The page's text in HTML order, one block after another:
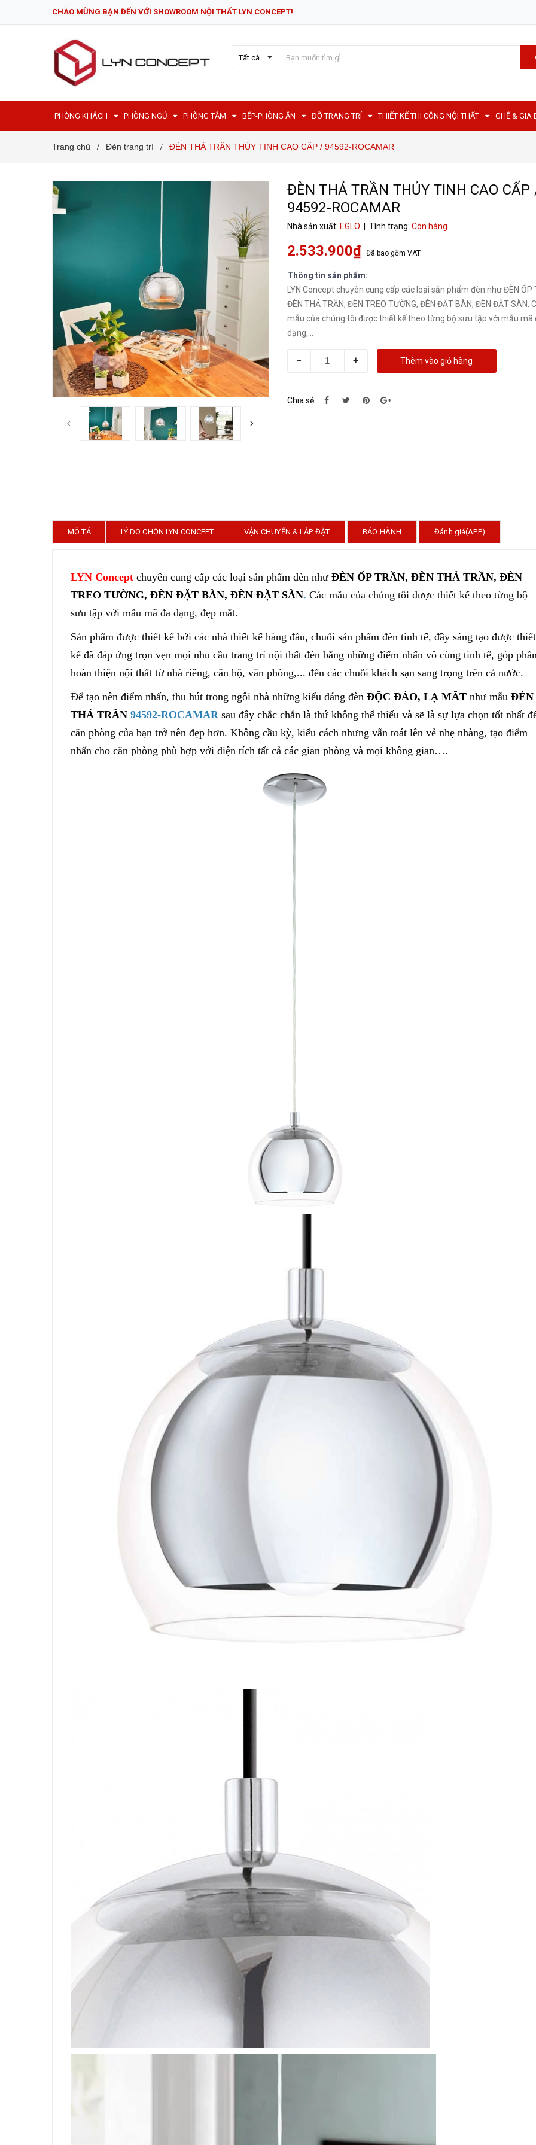
CHÀO MỪNG BẠN ĐẾN VỚI SHOWROOM NỘI THẤT LYN CONCEPT!
Tất cả
PHÒNG KHÁCH PHÒNG NGỦ PHÒNG TẮM BẾP-PHÒNG ĂN ĐỒ TRANG TRÍ THIẾT KẾ THI CÔNG NỘI THẤT GHẾ & GIA
Trang chủ / Đèn trang trí / ĐÈN THẢ TRẦN THỦY TINH CAO CẤP / 94592-ROCAMAR
ĐÈN THẢ TRẦN THỦY TINH CAO CẤP
94592-ROCAMAR
Nhà sản xuất: EGLO | Tình trạng: Còn hàng
2.533.900₫ Đã bao gồm VAT
Thông tin sản phẩm:
LYN Concept chuyên cung cấp các loại sản phẩm đèn như ĐÈN ỐP
ĐÈN THẢ TRẦN, ĐÈN TREO TƯỜNG, ĐÈN ĐẶT BÀN, ĐÈN ĐẶT SÀN.
mẫu của chúng tôi được thiết kế theo từng bộ sưu tập với mẫu mã
dạng,...
- + Thêm vào giỏ hàng
Chia sẻ:
MÔ TẢ LÝ DO CHỌN LYN CONCEPT VẬN CHUYỂN & LẮP ĐẶT BẢO HÀNH Đánh giá(APP)
LYN Concept chuyên cung cấp các loại sản phẩm đèn như ĐÈN ỐP TRẦN, ĐÈN THẢ TRẦN, ĐÈN
TREO TƯỜNG, ĐÈN ĐẶT BÀN, ĐÈN ĐẶT SÀN. Các mẫu của chúng tôi được thiết kế theo từng bộ
sưu tập với mẫu mã đa dạng, đẹp mắt.
Sản phẩm được thiết kế bởi các nhà thiết kế hàng đầu, chuỗi sản phẩm đèn tinh tế, đầy sáng tạo được thiết
kế đã đáp ứng trọn vẹn mọi nhu cầu trang trí nội thất đèn bằng những điểm nhấn vô cùng tinh tế, góp
hoàn thiện nội thất từ nhà riêng, căn hộ, văn phòng,... đến các chuỗi khách sạn sang trọng trên cả nước.
Để tạo nên điểm nhấn, thu hút trong ngôi nhà những kiểu dáng đèn ĐỘC ĐÁO, LẠ MẮT như mẫu ĐÈN
THẢ TRẦN 94592-ROCAMAR sau đây chắc chắn là thứ không thể thiếu và sẽ là sự lựa chọn tốt nhất
căn phòng của bạn trở nên đẹp hơn. Không cầu kỳ, kiểu cách nhưng vẫn toát lên vẻ nhẹ nhàng, tạo điểm
nhấn cho căn phòng phù hợp với diện tích tất cả các gian phòng và mọi không gian….